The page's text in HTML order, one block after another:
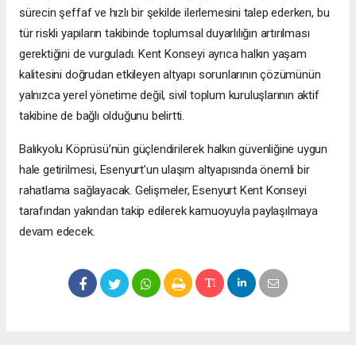
sürecin şeffaf ve hızlı bir şekilde ilerlemesini talep ederken, bu
tür riskli yapıların takibinde toplumsal duyarlılığın artırılması
gerektiğini de vurguladı. Kent Konseyi ayrıca halkın yaşam
kalitesini doğrudan etkileyen altyapı sorunlarının çözümünün
yalnızca yerel yönetime değil, sivil toplum kuruluşlarının aktif
takibine de bağlı olduğunu belirtti.
Balıkyolu Köprüsü’nün güçlendirilerek halkın güvenliğine uygun
hale getirilmesi, Esenyurt’un ulaşım altyapısında önemli bir
rahatlama sağlayacak. Gelişmeler, Esenyurt Kent Konseyi
tarafından yakından takip edilerek kamuoyuyla paylaşılmaya
devam edecek.